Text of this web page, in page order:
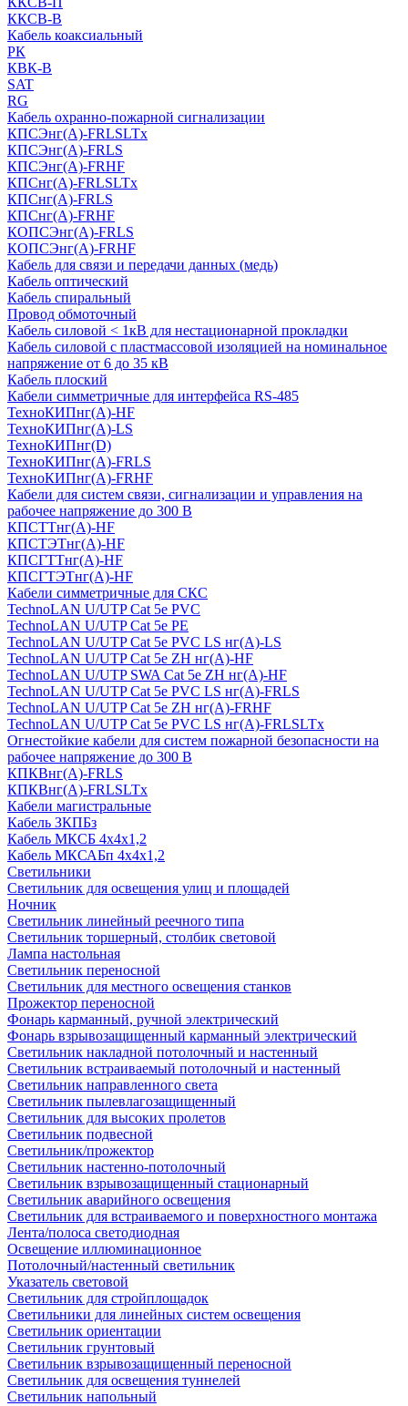
ККСВ-В
Кабель коаксиальный
РК
КВК-В
SAT
RG
Кабель охранно-пожарной сигнализации
КПСЭнг(А)-FRLSLTx
КПСЭнг(А)-FRLS
КПСЭнг(А)-FRHF
КПСнг(А)-FRLSLTx
КПСнг(А)-FRLS
КПСнг(А)-FRHF
КОПСЭнг(А)-FRLS
КОПСЭнг(А)-FRHF
Кабель для связи и передачи данных (медь)
Кабель оптический
Кабель спиральный
Провод обмоточный
Кабель силовой < 1кВ для нестационарной прокладки
Кабель силовой с пластмассовой изоляцией на номинальное
напряжение от 6 до 35 кВ
Кабель плоский
Кабели симметричные для интерфейса RS-485
ТеxноКИПнг(A)-HF
ТеxноКИПнг(A)-LS
ТеxноКИПнг(D)
ТехноКИПнг(A)-FRLS
ТехноКИПнг(A)-FRHF
Кабели для систем связи, сигнализации и управления на
рабочее напряжение до 300 В
КПСТТнг(A)-HF
КПСТЭТнг(A)-HF
КПСГТТнг(A)-HF
КПСГТЭТнг(A)-HF
Кабели симметричные для СКС
TechnoLAN U/UTP Cat 5e PVC
TechnoLAN U/UTP Cat 5e PE
TechnoLAN U/UTP Cat 5e PVC LS нг(A)-LS
TechnoLAN U/UTP Cat 5e ZH нг(A)-HF
TechnoLAN U/UTP SWA Cat 5e ZH нг(A)-HF
TechnoLAN U/UTP Cat 5e PVC LS нг(A)-FRLS
TechnoLAN U/UTP Cat 5e ZH нг(A)-FRHF
TechnoLAN U/UTP Cat 5e PVC LS нг(A)-FRLSLTx
Огнестойкие кабели для систем пожарной безопасности на
рабочее напряжение до 300 В
КПКВнг(A)-FRLS
КПКВнг(A)-FRLSLTx
Кабели магистральные
Кабель ЗКПБз
Кабель МКСБ 4х4х1,2
Кабель МКСАБп 4х4х1,2
Светильники
Светильник для освещения улиц и площадей
Ночник
Светильник линейный реечного типа
Светильник торшерный, столбик световой
Лампа настольная
Светильник переносной
Светильник для местного освещения станков
Прожектор переносной
Фонарь карманный, ручной электрический
Фонарь взрывозащищенный карманный электрический
Светильник накладной потолочный и настенный
Светильник встраиваемый потолочный и настенный
Светильник направленного света
Светильник пылевлагозащищенный
Светильник для высоких пролетов
Светильник подвесной
Светильник/прожектор
Светильник настенно-потолочный
Светильник взрывозащищенный стационарный
Светильник аварийного освещения
Светильник для встраиваемого и поверхностного монтажа
Лента/полоса светодиодная
Освещение иллюминационное
Потолочный/настенный светильник
Указатель световой
Светильник для стройплощадок
Светильники для линейных систем освещения
Светильник ориентации
Светильник грунтовый
Светильник взрывозащищенный переносной
Светильник для освещения туннелей
Светильник напольный